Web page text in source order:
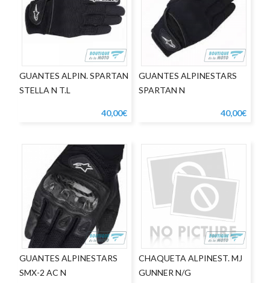
GUANTES ALPIN. SPARTAN
STELLA N T.L
40,00€
GUANTES ALPINESTARS
SPARTAN N
40,00€
GUANTES ALPINESTARS
SMX-2 AC N
CHAQUETA ALPINEST. MJ
GUNNER N/G